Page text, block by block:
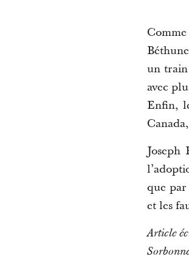
un train
avec
Enfin,
que
et les
Article